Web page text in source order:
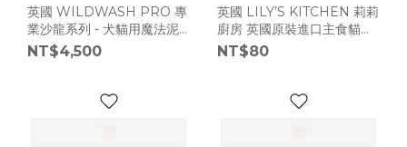
英國 WILDWASH PRO 專
業沙龍系列 - 犬貓用魔法泥
(鎂、綠咖啡油、天竺葵) 1L
[C800]
NT$4,500
英國 LILY’S KITCHEN 莉莉
廚房 英國原裝進口主食貓餐
盒 - 熟齡肉鱈魚派 (貓) 85g
[F2585]
NT$80